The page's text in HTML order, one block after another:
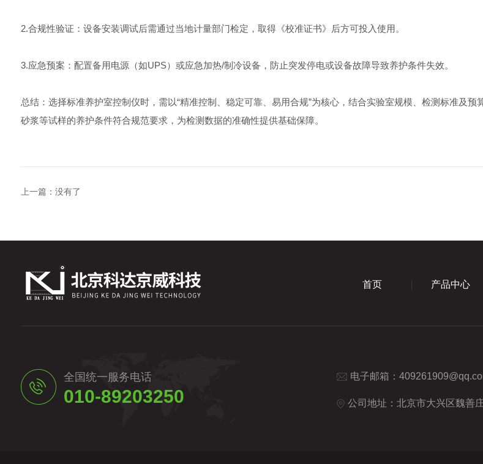
2.合规性验证：设备安装调试后需通过当地计量部门检定，取得《校准证书》后方可投入使用。
3.应急预案：配置备用电源（如UPS）或应急加热/制冷设备，防止突发停电或设备故障导致养护条件失效。
总结：选择标准养护室控制仪时，需以“精准控制、稳定可靠、易用合规”为核心，结合实验室规模、检测标准及
砂浆等试样的养护条件符合规范要求，为检测数据的准确性提供基础保障。
上一篇：没有了
首页 产品中心
全国统一服务电话
010-89203250
电子邮箱：
公司地址：北京市大兴区魏善